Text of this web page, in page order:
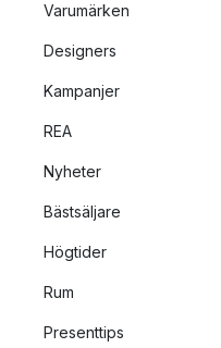
Varumärken
Designers
Kampanjer
REA
Nyheter
Bästsäljare
Högtider
Rum
Presenttips